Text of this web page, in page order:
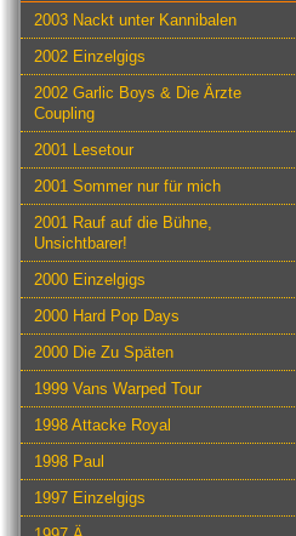
2003 Nackt unter Kannibalen
2002 Einzelgigs
2002 Garlic Boys & Die Ärzte
Coupling
2001 Lesetour
2001 Sommer nur für mich
2001 Rauf auf die Bühne,
Unsichtbarer!
2000 Einzelgigs
2000 Hard Pop Days
2000 Die Zu Späten
1999 Vans Warped Tour
1998 Attacke Royal
1998 Paul
1997 Einzelgigs